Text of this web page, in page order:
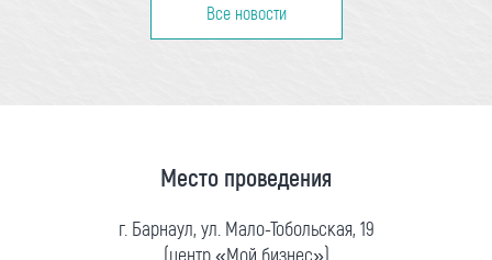
Все новости
Место проведения
г. Барнаул, ул. Мало-Тобольская, 19
(центр «Мой бизнес»)